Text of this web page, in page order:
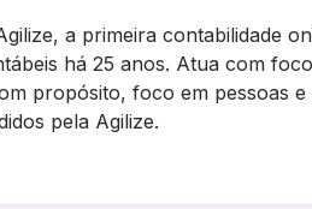
a primeira contabilidade
há 25 anos. Atua com
propósito, foco em pessoas
pela Agilize.